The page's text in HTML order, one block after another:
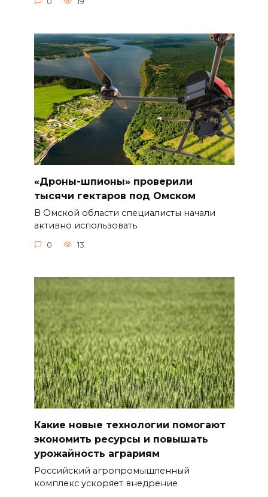
«Дроны-шпионы» проверили
тысячи гектаров под Омском
В Омской области специалисты начали
активно использовать
0 13
Какие новые технологии помогают
экономить ресурсы и повышать
урожайность аграриям
Российский агропромышленный
комплекс ускоряет внедрение